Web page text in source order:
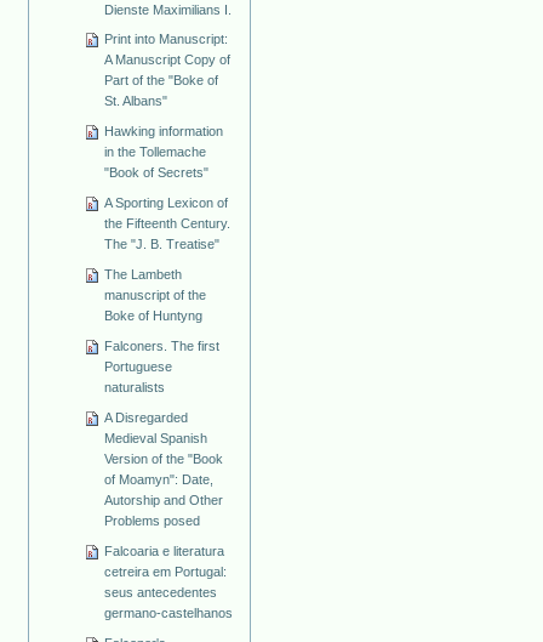
Dienste Maximilians I.
Print into Manuscript:
A Manuscript Copy of
Part of the "Boke of
St. Albans"
Hawking information
in the Tollemache
"Book of Secrets"
A Sporting Lexicon of
the Fifteenth Century.
The "J. B. Treatise"
The Lambeth
manuscript of the
Boke of Huntyng
Falconers. The first
Portuguese
naturalists
A Disregarded
Medieval Spanish
Version of the "Book
of Moamyn": Date,
Autorship and Other
Problems posed
Falcoaria e literatura
cetreira em Portugal:
seus antecedentes
germano-castelhanos